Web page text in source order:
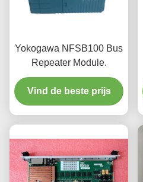
Yokogawa NFSB100 Bus
Repeater Module.
Vind de beste prijs